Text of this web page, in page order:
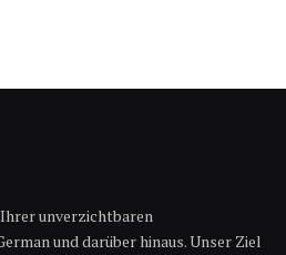
unverzichtbaren
und darüber hinaus. Unser Ziel